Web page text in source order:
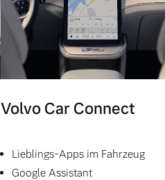
Volvo Car Connect
Lieblings-Apps im Fahrzeug
Google Assistant